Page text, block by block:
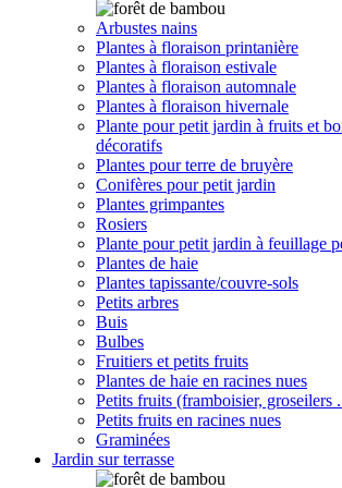
Arbustes nains
Plantes à floraison printanière
Plantes à floraison estivale
Plantes à floraison automnale
Plantes à floraison hivernale
Plante pour petit jardin à fruits et
décoratifs
Plantes pour terre de bruyère
Conifères pour petit jardin
Plantes grimpantes
Rosiers
Plante pour petit jardin à feuillage
Plantes de haie
Plantes tapissante/couvre-sols
Petits arbres
Buis
Bulbes
Fruitiers et petits fruits
Plantes de haie en racines nues
Petits fruits (framboisier, groseilers
Petits fruits en racines nues
Graminées
Jardin sur terrasse